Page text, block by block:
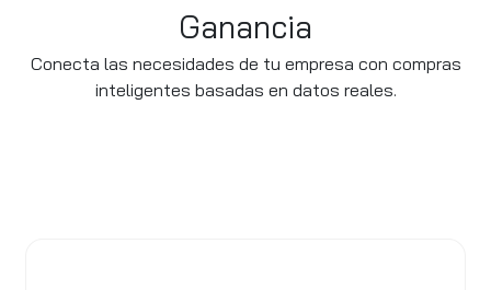
Ganancia
Conecta las necesidades de tu empresa con compras
inteligentes basadas en datos reales.